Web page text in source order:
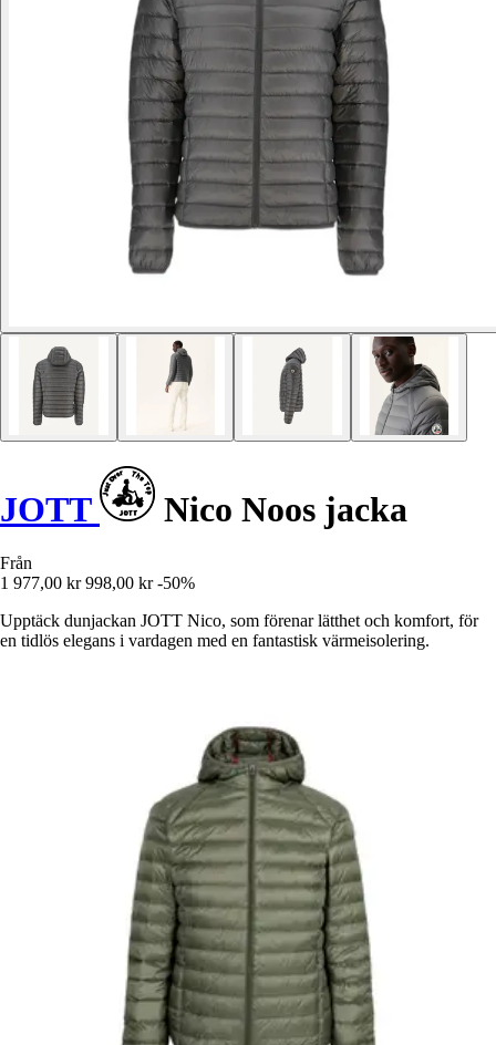
JOTT Nico Noos jacka
Från
1 977,00 kr 998,00 kr -50%
Upptäck dunjackan JOTT Nico, som förenar lätthet och komfort, för
en tidlös elegans i vardagen med en fantastisk värmeisolering.